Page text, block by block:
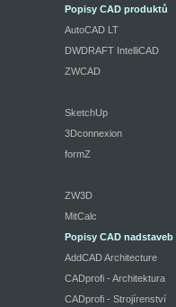
Popisy CAD produktů
AutoCAD LT
DWDRAFT IntelliCAD
ZWCAD
SketchUp
3Dconnexion
formZ
ZW3D
MitCalc
Popisy CAD nadstaveb
AddCAD Architecture
CADprofi - Architektura
CADprofi - Strojírenství